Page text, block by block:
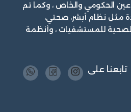
الحكومي والخاص ، وكما تم
مثل نظام أبشر، صحتي،
للمستشفيات ، وأنظمة
تابعنا على